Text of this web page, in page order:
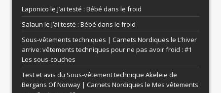
Laponico le J’ai testé : Bébé dans le froid
Salaun le J’ai testé : Bébé dans le froid
Sous-vêtements techniques | Carnets Nordiques le L’hiver
arrive: vêtements techniques pour ne pas avoir froid : #1
Les sous-couches
Test et avis du Sous-vêtement technique Akeleie de
Bergans Of Norway | Carnets Nordiques le Mes vêtements